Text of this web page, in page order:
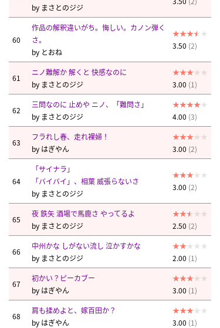
by まさとのジジ
60
作品の解釈違いがち。悔しい。カノン弾く
さ。
by とおね
3.50 (2)
61
ニノ難解か 解くと 快感なのに
by まさとのジジ 3.00 (1)
62
三問なのに 止めや ニノ、「難問さ」
by まさとのジジ 4.00 (3)
63
フラれし春、走れ裸婦！
by はぎやん 3.00 (2)
64
「サイナラ」
「バイバイ」、相葉 威張らないさ
by まさとのジジ
3.00 (2)
65
夜 鉄矢 酒場で馬鹿さ やってるよ
by まさとのジジ 2.50 (2)
66
中州かな しがない流し 泣かすかな
by まさとのジジ 2.00 (1)
67
初かい？ピーカブー
by はぎやん 3.00 (1)
68
肩も揉めよと、嫁百田か？
by はぎやん 3.00 (1)